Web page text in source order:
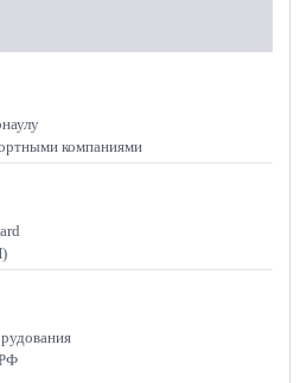
компаниями